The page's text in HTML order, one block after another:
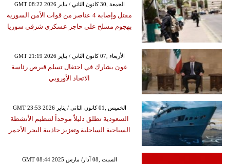
GMT 08:22 2026 الجمعة ,30 كانون الثاني / يناير
مقتل وإصابة 4 عناصر من قوات الأمن السورية
بهجوم مسلح على حاجز عسكري شرقي سوريا
GMT 21:19 2026 الأربعاء ,07 كانون الثاني / يناير
عون يشارك في احتفال تسلم قبرص رئاسة
الاتحاد الأوروبي
GMT 23:53 2026 الخميس ,01 كانون الثاني / يناير
السعودية تطلق دليلاً موحداً لتنظيم الأنشطة
السياحية الساحلية وتعزيز جاذبية البحر الأحمر
GMT 08:44 2025 السبت ,08 آذار/ مارس